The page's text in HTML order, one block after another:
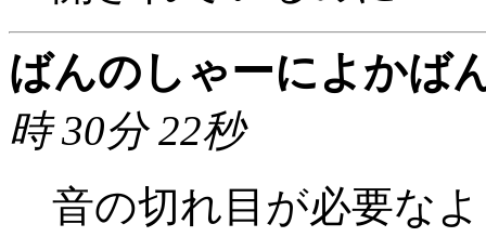
ばんのしゃーによかば
時 30分 22秒
音の切れ目が必要な